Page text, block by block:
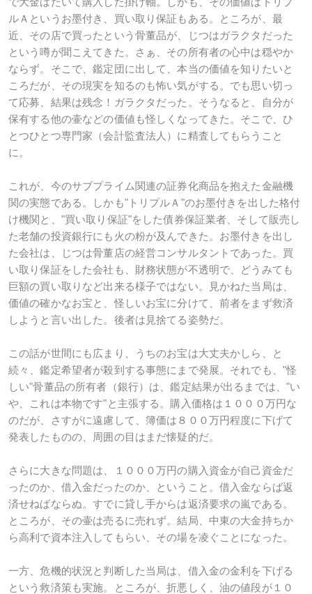
ルＡというお墨付き、買い取り保証もある。ところが、最
近、その店で買ったという骨董品が、じつはガラクタだった
という噂が聞こえてきた。さぁ、その所有者の心中は穏やか
ならず。そこで、鑑定団に出して、本当の価値を知りたいと
ころだが、その現実を知るのも怖い気がする。でも思い切っ
て応募、結果は残念！ガラクタだった。そうなると、自分が
保有する他の壷などの価値も怪しくなってきた。そこで、ひ
とつひとつ専門家（会計監査法人）に精査してもらうこと
に。
これが、今のサブプライム関連の証券化商品を抱えた金融機
関の実態である。しかも"トリプルＡ"のお墨付きを出した格付
け機関と、"買い取り保証"をした債券保証業者、そして販売し
た老舗の投資銀行にも火の粉が及んできた。お墨付きを出し
た会社は、じつは骨董店の経営コンサルタントであった。買
い取り保証をした会社も、財務状態が不透明で、どうみても
巨額の買い取りなど出来る様子ではない。見かねた当局は、
価値の確かなお宝と、怪しいお宝に分けて、前者をまず救済
しようと言い出した。後者は見捨てる姿勢だ。
この話が世間にも広まり、うちのお宝は大丈夫かしら、と
続々、鑑定希望者が殺到する事態にまで発展。それでも、"怪
しい"骨董品の所有者（銀行）は、鑑定結果が出るまでは、"い
や、これは本物です"と主張する。購入価格は１０００万円な
のだが、さすがに遠慮して、簿価は８００万円程度に下げて
発表したものの、周囲の目はまだ懐疑的だ。
さらに大きな問題は、１０００万円の購入資金が自己資金だ
ったのか、借入金だったのか、ということ。借入金ならば返
済せねばならぬ。すでに貸し手からは返済要求の嵐である。
ところが、その壷は売るに売れず。結局、中東の大金持ちか
ら高利で資本注入してもらい、その場を凌ぐことになった。
一方、危機的状況と判断した当局は、借入金の金利を下げる
という救済策も実施。ところが、折悪しく、油の値段が１０